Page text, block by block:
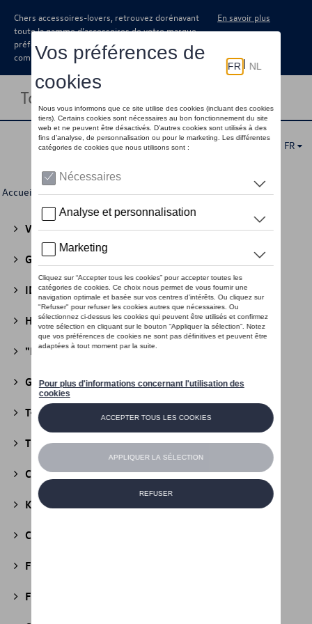
Chers accessoires-lovers, retrouvez dorénavant
toute la gamme d’accessoires de votre marque
préférée sous forme de catalogue à
commander auprès de votre concessionaire.
En savoir plus
Toggle navigation
FR
Accueil >Pour vous > Porte-clés et cordons
Volkswagen Collection(30)
GTI Collection
ID Collection(22)
Héritage Collection(13)
"R" Collection(19)
Golf Collection(24)
T-Roc Collection(18)
Tiguan Collection(5)
California Collection(18)
Kids Collection
Cobi
Fire & Ice Collection
Football Collection